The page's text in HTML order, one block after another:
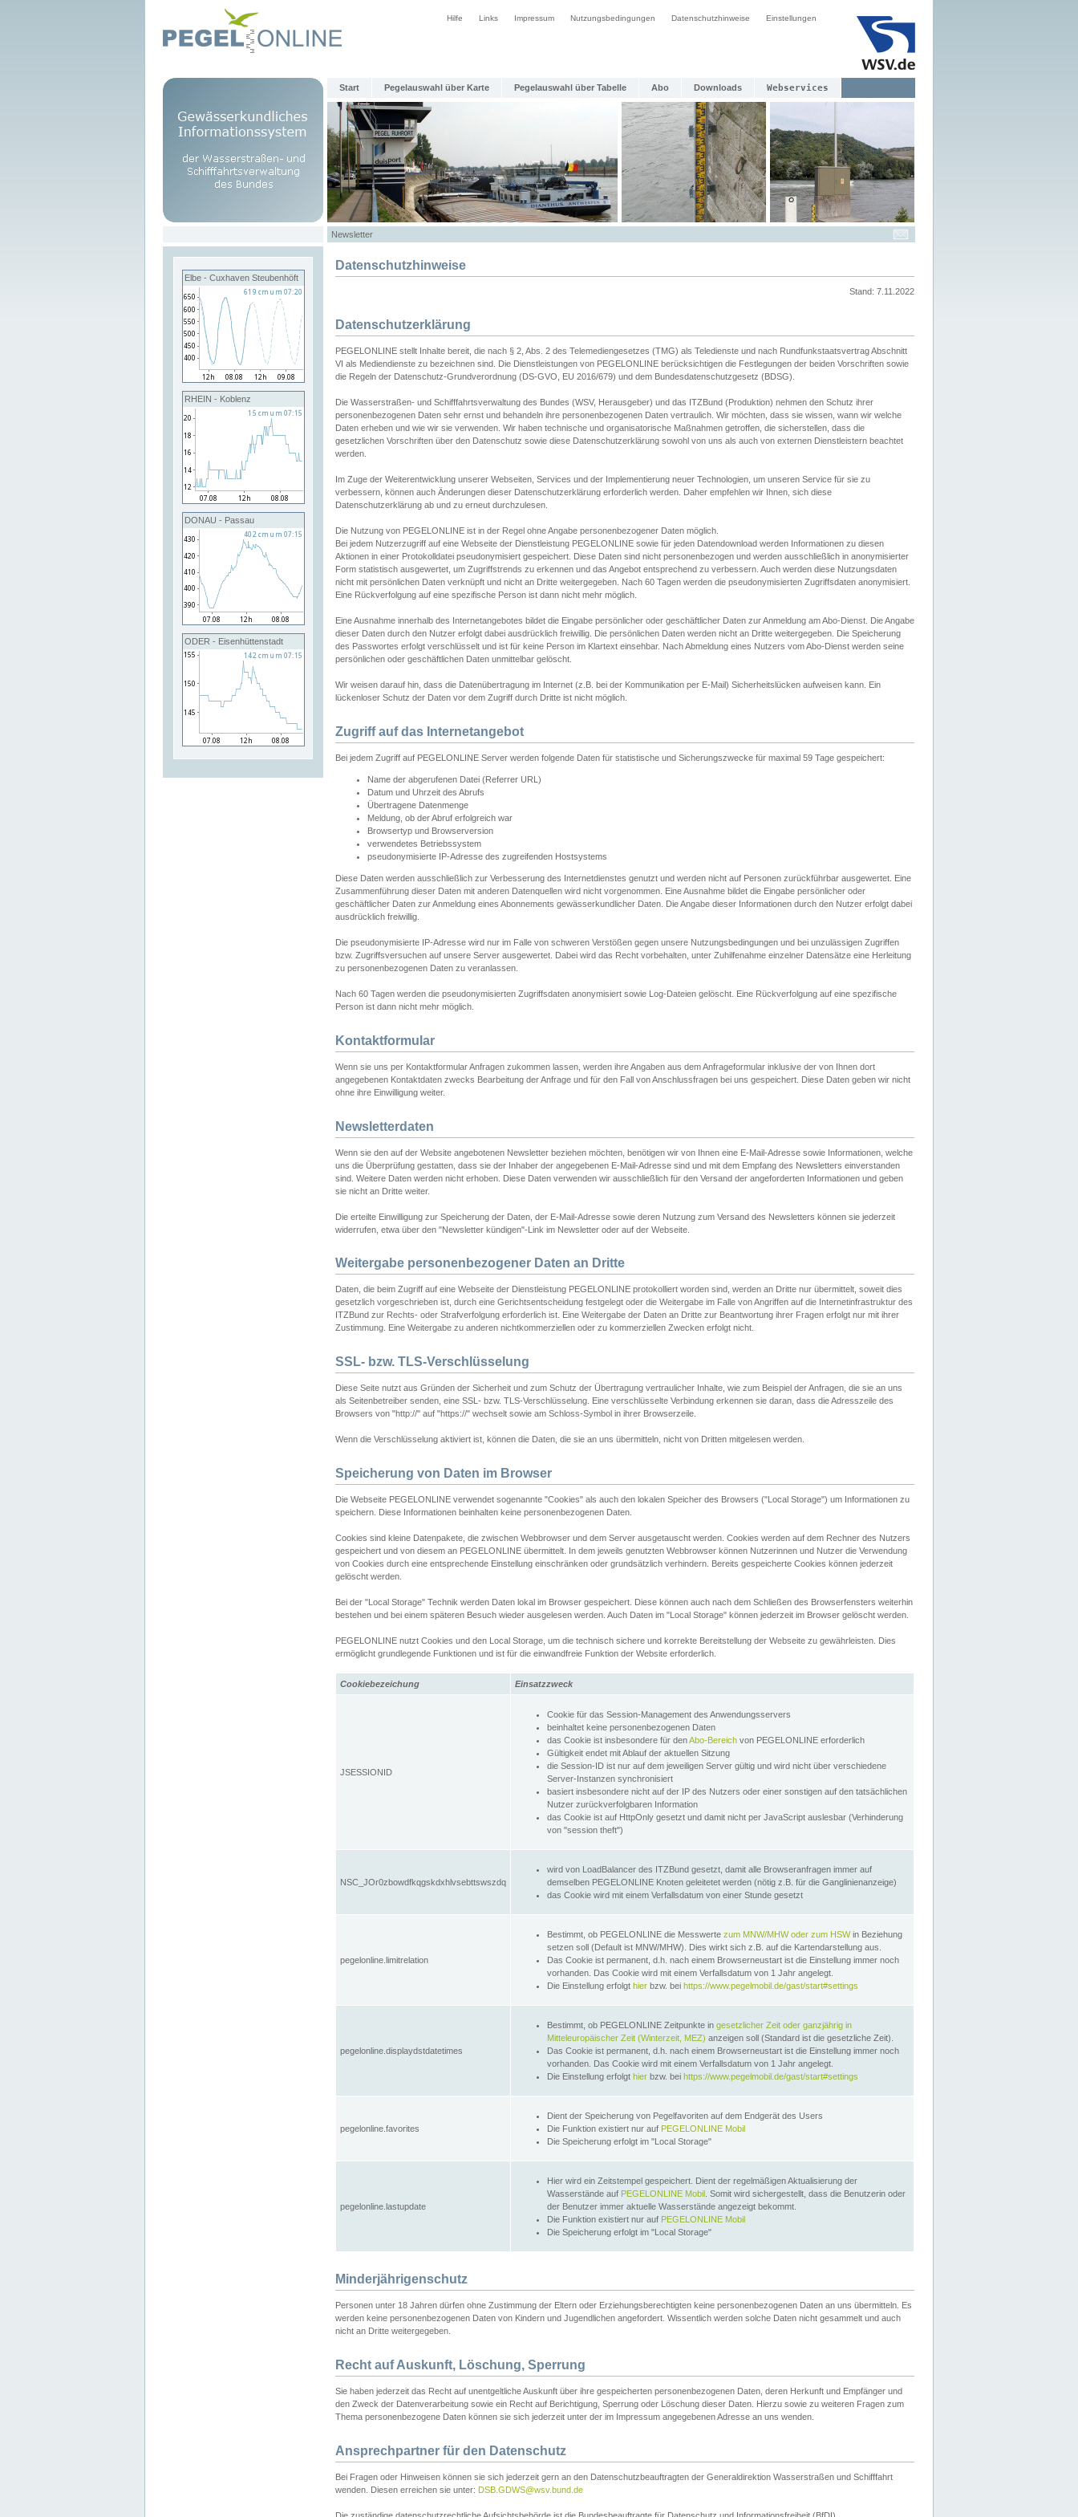
Hilfe Links Impressum Nutzungsbedingungen Datenschutzhinweise Einstellungen
Start Pegelauswahl über Karte Pegelauswahl über Tabelle Abo Downloads Webservices
Newsletter
Elbe - Cuxhaven Steubenhöft
RHEIN - Koblenz
DONAU - Passau
ODER - Eisenhüttenstadt
Datenschutzhinweise
Stand: 7.11.2022
Datenschutzerklärung
PEGELONLINE stellt Inhalte bereit, die nach § 2, Abs. 2 des Telemediengesetzes (TMG) als Teledienste und nach Rundfunkstaatsvertrag Abschnitt
VI als Mediendienste zu bezeichnen sind. Die Dienstleistungen von PEGELONLINE berücksichtigen die Festlegungen der beiden Vorschriften sowie
die Regeln der Datenschutz-Grundverordnung (DS-GVO, EU 2016/679) und dem Bundesdatenschutzgesetz (BDSG).
Die Wasserstraßen- und Schifffahrtsverwaltung des Bundes (WSV, Herausgeber) und das ITZBund (Produktion) nehmen den Schutz ihrer
personenbezogenen Daten sehr ernst und behandeln ihre personenbezogenen Daten vertraulich. Wir möchten, dass sie wissen, wann wir welche
Daten erheben und wie wir sie verwenden. Wir haben technische und organisatorische Maßnahmen getroffen, die sicherstellen, dass die
gesetzlichen Vorschriften über den Datenschutz sowie diese Datenschutzerklärung sowohl von uns als auch von externen Dienstleistern beachtet
werden.
Im Zuge der Weiterentwicklung unserer Webseiten, Services und der Implementierung neuer Technologien, um unseren Service für sie zu
verbessern, können auch Änderungen dieser Datenschutzerklärung erforderlich werden. Daher empfehlen wir Ihnen, sich diese
Datenschutzerklärung ab und zu erneut durchzulesen.
Die Nutzung von PEGELONLINE ist in der Regel ohne Angabe personenbezogener Daten möglich.
Bei jedem Nutzerzugriff auf eine Webseite der Dienstleistung PEGELONLINE sowie für jeden Datendownload werden Informationen zu diesen
Aktionen in einer Protokolldatei pseudonymisiert gespeichert. Diese Daten sind nicht personenbezogen und werden ausschließlich in anonymisierter
Form statistisch ausgewertet, um Zugriffstrends zu erkennen und das Angebot entsprechend zu verbessern. Auch werden diese Nutzungsdaten
nicht mit persönlichen Daten verknüpft und nicht an Dritte weitergegeben. Nach 60 Tagen werden die pseudonymisierten Zugriffsdaten anonymisiert.
Eine Rückverfolgung auf eine spezifische Person ist dann nicht mehr möglich.
Eine Ausnahme innerhalb des Internetangebotes bildet die Eingabe persönlicher oder geschäftlicher Daten zur Anmeldung am Abo-Dienst. Die Angabe
dieser Daten durch den Nutzer erfolgt dabei ausdrücklich freiwillig. Die persönlichen Daten werden nicht an Dritte weitergegeben. Die Speicherung
des Passwortes erfolgt verschlüsselt und ist für keine Person im Klartext einsehbar. Nach Abmeldung eines Nutzers vom Abo-Dienst werden seine
persönlichen oder geschäftlichen Daten unmittelbar gelöscht.
Wir weisen darauf hin, dass die Datenübertragung im Internet (z.B. bei der Kommunikation per E-Mail) Sicherheitslücken aufweisen kann. Ein
lückenloser Schutz der Daten vor dem Zugriff durch Dritte ist nicht möglich.
Zugriff auf das Internetangebot
Bei jedem Zugriff auf PEGELONLINE Server werden folgende Daten für statistische und Sicherungszwecke für maximal 59 Tage gespeichert:
Name der abgerufenen Datei (Referrer URL)
Datum und Uhrzeit des Abrufs
Übertragene Datenmenge
Meldung, ob der Abruf erfolgreich war
Browsertyp und Browserversion
verwendetes Betriebssystem
pseudonymisierte IP-Adresse des zugreifenden Hostsystems
Diese Daten werden ausschließlich zur Verbesserung des Internetdienstes genutzt und werden nicht auf Personen zurückführbar ausgewertet. Eine
Zusammenführung dieser Daten mit anderen Datenquellen wird nicht vorgenommen. Eine Ausnahme bildet die Eingabe persönlicher oder
geschäftlicher Daten zur Anmeldung eines Abonnements gewässerkundlicher Daten. Die Angabe dieser Informationen durch den Nutzer erfolgt dabei
ausdrücklich freiwillig.
Die pseudonymisierte IP-Adresse wird nur im Falle von schweren Verstößen gegen unsere Nutzungsbedingungen und bei unzulässigen Zugriffen
bzw. Zugriffsversuchen auf unsere Server ausgewertet. Dabei wird das Recht vorbehalten, unter Zuhilfenahme einzelner Datensätze eine Herleitung
zu personenbezogenen Daten zu veranlassen.
Nach 60 Tagen werden die pseudonymisierten Zugriffsdaten anonymisiert sowie Log-Dateien gelöscht. Eine Rückverfolgung auf eine spezifische
Person ist dann nicht mehr möglich.
Kontaktformular
Wenn sie uns per Kontaktformular Anfragen zukommen lassen, werden ihre Angaben aus dem Anfrageformular inklusive der von Ihnen dort
angegebenen Kontaktdaten zwecks Bearbeitung der Anfrage und für den Fall von Anschlussfragen bei uns gespeichert. Diese Daten geben wir nicht
ohne ihre Einwilligung weiter.
Newsletterdaten
Wenn sie den auf der Website angebotenen Newsletter beziehen möchten, benötigen wir von Ihnen eine E-Mail-Adresse sowie Informationen, welche
uns die Überprüfung gestatten, dass sie der Inhaber der angegebenen E-Mail-Adresse sind und mit dem Empfang des Newsletters einverstanden
sind. Weitere Daten werden nicht erhoben. Diese Daten verwenden wir ausschließlich für den Versand der angeforderten Informationen und geben
sie nicht an Dritte weiter.
Die erteilte Einwilligung zur Speicherung der Daten, der E-Mail-Adresse sowie deren Nutzung zum Versand des Newsletters können sie jederzeit
widerrufen, etwa über den "Newsletter kündigen"-Link im Newsletter oder auf der Webseite.
Weitergabe personenbezogener Daten an Dritte
Daten, die beim Zugriff auf eine Webseite der Dienstleistung PEGELONLINE protokolliert worden sind, werden an Dritte nur übermittelt, soweit dies
gesetzlich vorgeschrieben ist, durch eine Gerichtsentscheidung festgelegt oder die Weitergabe im Falle von Angriffen auf die Internetinfrastruktur des
ITZBund zur Rechts- oder Strafverfolgung erforderlich ist. Eine Weitergabe der Daten an Dritte zur Beantwortung ihrer Fragen erfolgt nur mit ihrer
Zustimmung. Eine Weitergabe zu anderen nichtkommerziellen oder zu kommerziellen Zwecken erfolgt nicht.
SSL- bzw. TLS-Verschlüsselung
Diese Seite nutzt aus Gründen der Sicherheit und zum Schutz der Übertragung vertraulicher Inhalte, wie zum Beispiel der Anfragen, die sie an uns
als Seitenbetreiber senden, eine SSL- bzw. TLS-Verschlüsselung. Eine verschlüsselte Verbindung erkennen sie daran, dass die Adresszeile des
Browsers von "http://" auf "https://" wechselt sowie am Schloss-Symbol in ihrer Browserzeile.
Wenn die Verschlüsselung aktiviert ist, können die Daten, die sie an uns übermitteln, nicht von Dritten mitgelesen werden.
Speicherung von Daten im Browser
Die Webseite PEGELONLINE verwendet sogenannte "Cookies" als auch den lokalen Speicher des Browsers ("Local Storage") um Informationen zu
speichern. Diese Informationen beinhalten keine personenbezogenen Daten.
Cookies sind kleine Datenpakete, die zwischen Webbrowser und dem Server ausgetauscht werden. Cookies werden auf dem Rechner des Nutzers
gespeichert und von diesem an PEGELONLINE übermittelt. In dem jeweils genutzten Webbrowser können Nutzerinnen und Nutzer die Verwendung
von Cookies durch eine entsprechende Einstellung einschränken oder grundsätzlich verhindern. Bereits gespeicherte Cookies können jederzeit
gelöscht werden.
Bei der "Local Storage" Technik werden Daten lokal im Browser gespeichert. Diese können auch nach dem Schließen des Browserfensters weiterhin
bestehen und bei einem späteren Besuch wieder ausgelesen werden. Auch Daten im "Local Storage" können jederzeit im Browser gelöscht werden.
PEGELONLINE nutzt Cookies und den Local Storage, um die technisch sichere und korrekte Bereitstellung der Webseite zu gewährleisten. Dies
ermöglicht grundlegende Funktionen und ist für die einwandfreie Funktion der Website erforderlich.
Cookiebezeichung Einsatzzweck
JSESSIONID
Cookie für das Session-Management des Anwendungsservers
beinhaltet keine personenbezogenen Daten
das Cookie ist insbesondere für denAbo-Bereich von PEGELONLINE erforderlich
Gültigkeit endet mit Ablauf der aktuellen Sitzung
die Session-ID ist nur auf dem jeweiligen Server gültig und wird nicht über verschiedene
Server-Instanzen synchronisiert
basiert insbesondere nicht auf der IP des Nutzers oder einer sonstigen auf den tatsächlichen
Nutzer zurückverfolgbaren Information
das Cookie ist auf HttpOnly gesetzt und damit nicht per JavaScript auslesbar (Verhinderung
von "session theft")
NSC_JOr0zbowdfkqgskdxhlvsebttswszdq
wird von LoadBalancer des ITZBund gesetzt, damit alle Browseranfragen immer auf
demselben PEGELONLINE Knoten geleitetet werden (nötig z.B. für die Ganglinienanzeige)
das Cookie wird mit einem Verfallsdatum von einer Stunde gesetzt
pegelonline.limitrelation
Bestimmt, ob PEGELONLINE die Messwerte zum MNW/MHW oder zum HSWin Beziehung
setzen soll (Default ist MNW/MHW). Dies wirkt sich z.B. auf die Kartendarstellung aus.
Das Cookie ist permanent, d.h. nach einem Browserneustart ist die Einstellung immer noch
vorhanden. Das Cookie wird mit einem Verfallsdatum von 1 Jahr angelegt.
Die Einstellung erfolgt hier bzw. bei https://www.pegelmobil.de/gast/start#settings
pegelonline.displaydstdatetimes
Bestimmt, ob PEGELONLINE Zeitpunkte in gesetzlicher Zeit oder ganzjährig in
Mitteleuropäischer Zeit (Winterzeit, MEZ) anzeigen soll (Standard ist die gesetzliche Zeit).
Das Cookie ist permanent, d.h. nach einem Browserneustart ist die Einstellung immer noch
vorhanden. Das Cookie wird mit einem Verfallsdatum von 1 Jahr angelegt.
Die Einstellung erfolgt hier bzw. bei https://www.pegelmobil.de/gast/start#settings
pegelonline.favorites
Dient der Speicherung von Pegelfavoriten auf dem Endgerät des Users
Die Funktion existiert nur auf PEGELONLINE Mobil
Die Speicherung erfolgt im "Local Storage"
pegelonline.lastupdate
Hier wird ein Zeitstempel gespeichert. Dient der regelmäßigen Aktualisierung der
Wasserstände auf PEGELONLINE Mobil . Somit wird sichergestellt, dass die Benutzerin oder
der Benutzer immer aktuelle Wasserstände angezeigt bekommt.
Die Funktion existiert nur auf PEGELONLINE Mobil
Die Speicherung erfolgt im "Local Storage"
Minderjährigenschutz
Personen unter 18 Jahren dürfen ohne Zustimmung der Eltern oder Erziehungsberechtigten keine personenbezogenen Daten an uns übermitteln. Es
werden keine personenbezogenen Daten von Kindern und Jugendlichen angefordert. Wissentlich werden solche Daten nicht gesammelt und auch
nicht an Dritte weitergegeben.
Recht auf Auskunft, Löschung, Sperrung
Sie haben jederzeit das Recht auf unentgeltliche Auskunft über ihre gespeicherten personenbezogenen Daten, deren Herkunft und Empfänger und
den Zweck der Datenverarbeitung sowie ein Recht auf Berichtigung, Sperrung oder Löschung dieser Daten. Hierzu sowie zu weiteren Fragen zum
Thema personenbezogene Daten können sie sich jederzeit unter der im Impressum angegebenen Adresse an uns wenden.
Ansprechpartner für den Datenschutz
Bei Fragen oder Hinweisen können sie sich jederzeit gern an den Datenschutzbeauftragten der Generaldirektion Wasserstraßen und Schifffahrt
wenden. Diesen erreichen sie unter: DSB.GDWS@wsv.bund.de